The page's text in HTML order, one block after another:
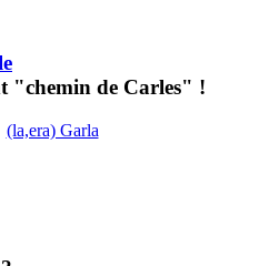
"chemin de Carles" !
(la,era) Garla